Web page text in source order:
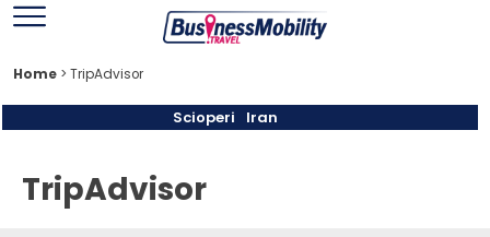
Home > TripAdvisor
Scioperi Iran
TripAdvisor